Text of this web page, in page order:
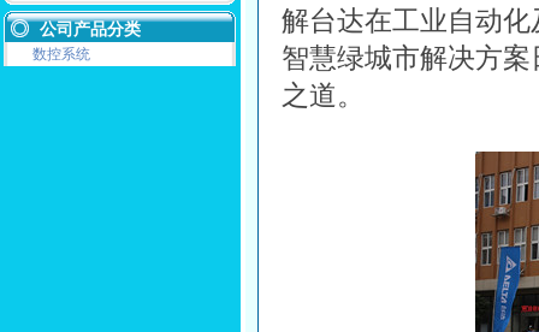
公司产品分类
数控系统
解台达在工业自动
智慧绿城市解决方
之道。